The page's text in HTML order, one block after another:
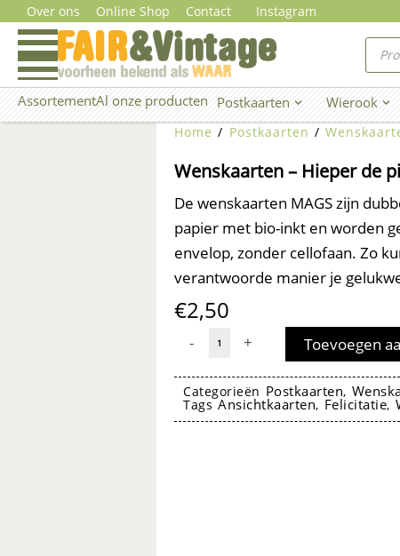
naar
inhoud
Over ons Online Shop Contact Instagram
AssortementAl onze producten Postkaarten Open Postkaarten
Wierook
Home / Postkaarten /
Wenskaarten – Hieper de
De wenskaarten MAGS zijn
papier met bio-inkt en worden
envelop, zonder cellofaan. Zo
verantwoorde manier je
€2,50
-
Wenskaarten
Hieper
de
+ Toevoegen
Categorieën Postkaarten,
Tags Ansichtkaarten, Felicitatie,